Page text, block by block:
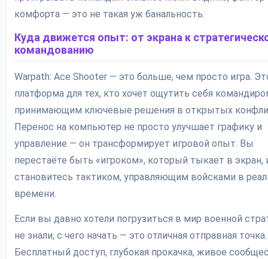
комфорта — это не такая уж банальность.
Куда движется опыт: от экрана к
командованию
Warpath: Ace Shooter — это больше, чем просто игра.
платформа для тех, кто хочет ощутить себя
принимающим ключевые решения в открытых
Перенос на компьютер не просто улучшает графику и
управление — он трансформирует игровой опыт. Вы
перестаёте быть «игроком», который тыкает в экран,
становитесь тактиком, управляющим войсками в
времени.
Если вы давно хотели погрузиться в мир военной
не знали, с чего начать — это отличная отправная точка.
Бесплатный доступ, глубокая прокачка, живое